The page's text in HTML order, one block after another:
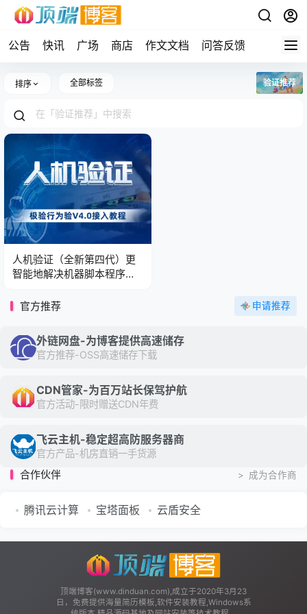
公告 快讯 广场 商店 作文文档 问答反馈
排序 全部标签 验证推荐
人机验证（全新第四代）更
智能地解决机器脚本程序自
安全隐患
官方推荐 申请推荐
外链网盘-为博客提供高速储存
官方推荐-OSS高速储存下载
CDN管家-为百万站长保驾护航
官方活动-限时赠送CDN年费
飞云主机-稳定超高防服务器商
官方产品-机房直销一手货源
合作伙伴 > 成为合作商
腾讯云计算 宝塔面板 云盾安全
顶端博客(www.dinduan.com),成立于2020年3月23
日，免费提供海量简历模板,软件安装教程,Windows系